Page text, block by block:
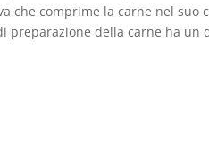
che comprime la carne nel suo
preparazione della carne ha un